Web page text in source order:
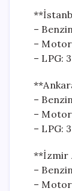
–
–
– LPG:
–
–
– LPG:
**İzmir
–
–